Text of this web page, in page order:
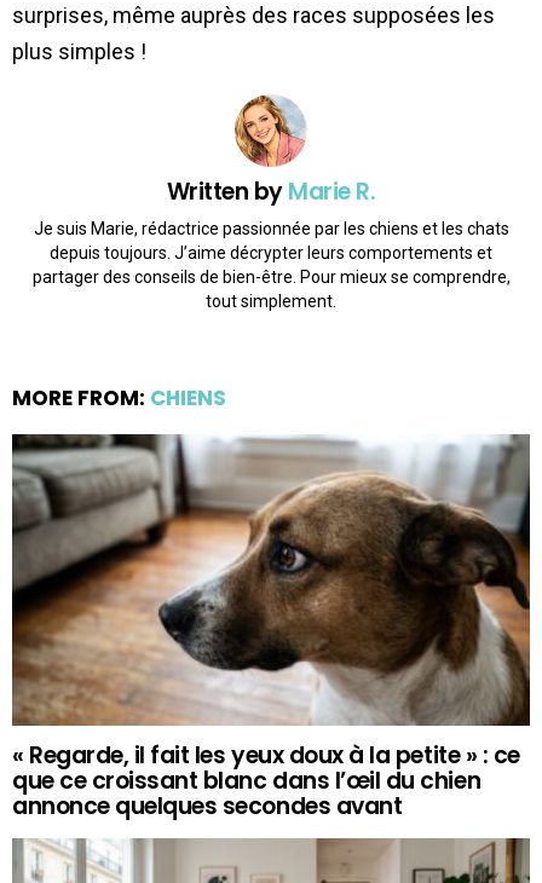
surprises, même auprès des races supposées les
plus simples !
Written byMarie R.
Je suis Marie, rédactrice passionnée par les chiens et les chats
depuis toujours. J’aime décrypter leurs comportements et
partager des conseils de bien-être. Pour mieux se comprendre,
tout simplement.
MORE FROM: CHIENS
« Regarde, il fait les yeux doux à la petite » : ce
que ce croissant blanc dans l’œil du chien
annonce quelques secondes avant